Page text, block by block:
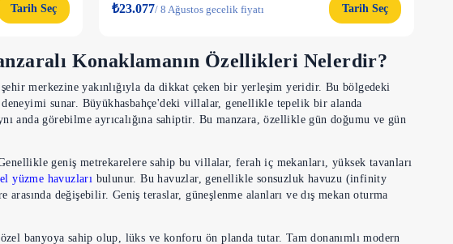
Tarih Seç ₺23.077/ 8 Ağustos gecelik fiyatı Tarih Seç
Konaklamanın Özellikleri Nelerdir?
merkezine yakınlığıyla da dikkat çeken bir yerleşim yeridir. Bu bölgedeki
sunar. Büyükhasbahçe'deki villalar, genellikle tepelik bir alanda
anda görebilme ayrıcalığına sahiptir. Bu manzara, özellikle gün doğumu ve gün
geniş metrekarelere sahip bu villalar, ferah iç mekanları, yüksek tavanları
yüzme havuzları bulunur. Bu havuzlar, genellikle sonsuzluk havuzu (infinity
değişebilir. Geniş teraslar, güneşlenme alanları ve dış mekan oturma
banyoya sahip olup, lüks ve konforu ön planda tutar. Tam donanımlı modern